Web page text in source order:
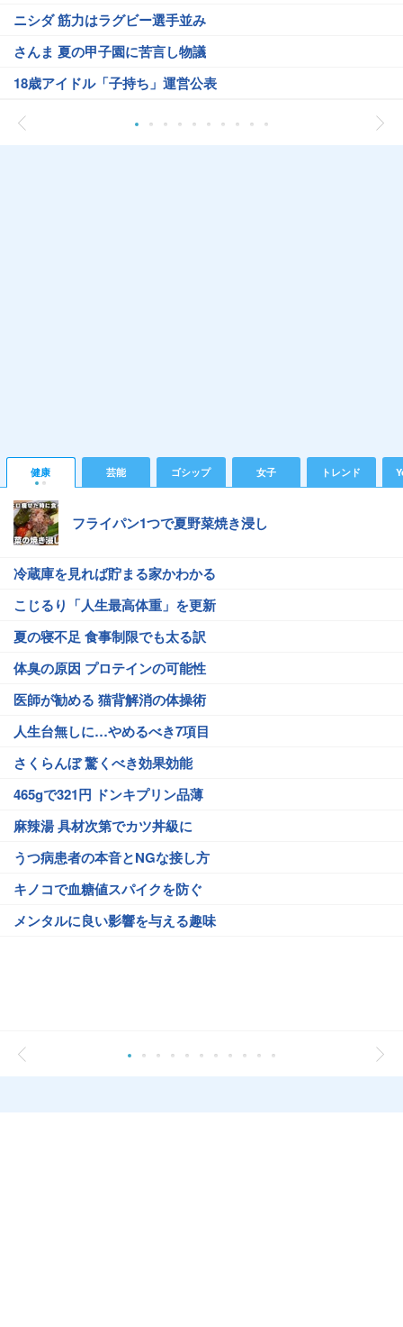
ニシダ 筋力はラグビー選手並み
さんま 夏の甲子園に苦言し物議
18歳アイドル「子持ち」運営公表
健康 芸能 ゴシップ 女子 トレンド
フライパン1つで夏野菜焼き浸し
冷蔵庫を見れば貯まる家かわかる
こじるり「人生最高体重」を更新
夏の寝不足 食事制限でも太る訳
体臭の原因 プロテインの可能性
医師が勧める 猫背解消の体操術
人生台無しに…やめるべき7項目
さくらんぼ 驚くべき効果効能
465gで321円 ドンキプリン品薄
麻辣湯 具材次第でカツ丼級に
うつ病患者の本音とNGな接し方
キノコで血糖値スパイクを防ぐ
メンタルに良い影響を与える趣味